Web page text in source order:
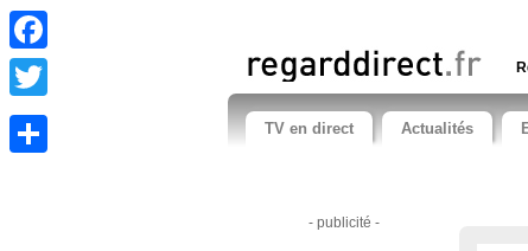
Facebook
Twitter
TV en direct Actualités
- publicité -